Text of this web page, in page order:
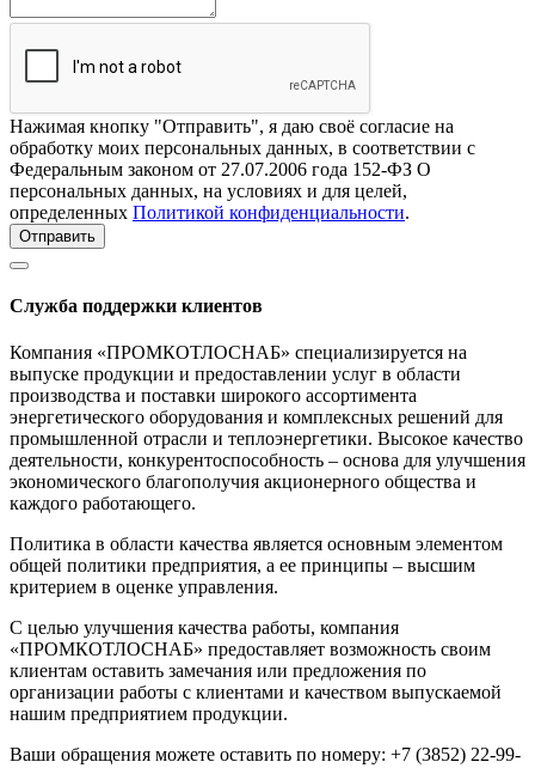
Нажимая кнопку "Отправить", я даю своё согласие на
обработку моих персональных данных, в соответствии с
Федеральным законом от 27.07.2006 года 152-ФЗ О
персональных данных, на условиях и для целей,
определенных Политикой конфиденциальности.
Отправить
Служба поддержки клиентов
Компания «ПРОМКОТЛОСНАБ» специализируется на
выпуске продукции и предоставлении услуг в области
производства и поставки широкого ассортимента
энергетического оборудования и комплексных решений для
промышленной отрасли и теплоэнергетики. Высокое качество
деятельности, конкурентоспособность – основа для улучшения
экономического благополучия акционерного общества и
каждого работающего.
Политика в области качества является основным элементом
общей политики предприятия, а ее принципы – высшим
критерием в оценке управления.
С целью улучшения качества работы, компания
«ПРОМКОТЛОСНАБ» предоставляет возможность своим
клиентам оставить замечания или предложения по
организации работы с клиентами и качеством выпускаемой
нашим предприятием продукции.
Ваши обращения можете оставить по номеру: +7 (3852) 22-99-